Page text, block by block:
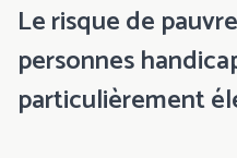
Le risque de
personnes
particulièrement